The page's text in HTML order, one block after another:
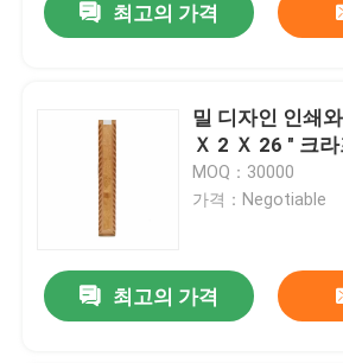
최고의 가격
밀 디자인 인쇄
Ｘ 2 Ｘ 26 " 크
MOQ：30000
가격：Negotiable
최고의 가격